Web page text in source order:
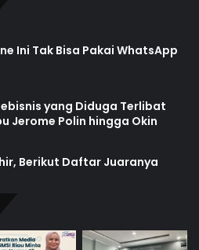
Ini Tak Bisa Pakai WhatsApp
yang Diduga Terlibat
Jerome Polin hingga Okin
Berikut Daftar Juaranya